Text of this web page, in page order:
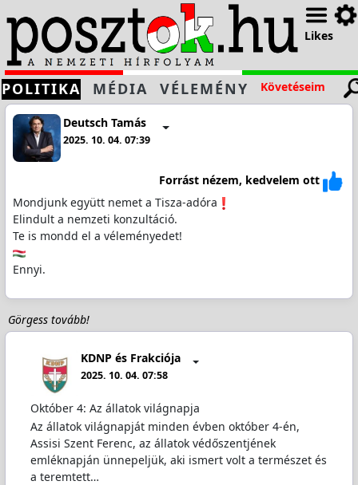
Likes
POLITIKA MÉDIA VÉLEMÉNY Követéseim
Deutsch Tamás
2025. 10. 04. 07:39
Forrást nézem, kedvelem ott
Mondjunk együtt nemet a Tisza-adóra
Elindult a nemzeti konzultáció.
Te is mondd el a véleményedet!
Ennyi.
Görgess tovább!
KDNP és Frakciója
2025. 10. 04. 07:58
Október 4: Az állatok világnapja
Az állatok világnapját minden évben október 4-én,
Assisi Szent Ferenc, az állatok védőszentjének
emléknapján ünnepeljük, aki ismert volt a természet és
a teremtett…